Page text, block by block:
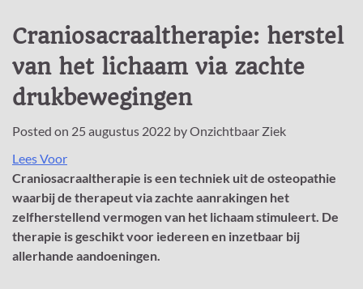
Craniosacraaltherapie: herstel
van het lichaam via zachte
drukbewegingen
Posted on 25 augustus 2022 byOnzichtbaar Ziek
Lees Voor
Craniosacraaltherapie is een techniek uit de osteopathie
waarbij de therapeut via zachte aanrakingen het
zelfherstellend vermogen van het lichaam stimuleert. De
therapie is geschikt voor iedereen en inzetbaar bij
allerhande aandoeningen.